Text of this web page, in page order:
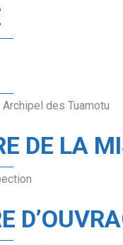
Archipel des Tuamotu
DE LA